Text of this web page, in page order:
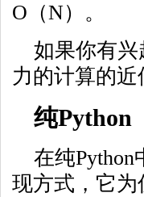
O（N）。
如果你有
力的计算的近
纯Python
在纯
现方式，它